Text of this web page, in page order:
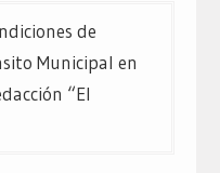
de
Municipal en
“El